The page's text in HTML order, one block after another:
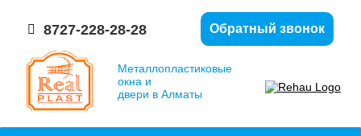
Обратный звонок
8727-228-28-28
Металлопластиковые
окна и
двери в Алматы